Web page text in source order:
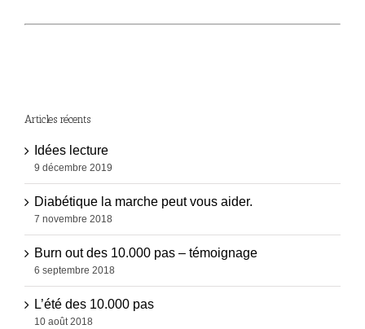
Articles récents
Idées lecture
9 décembre 2019
Diabétique la marche peut vous aider.
7 novembre 2018
Burn out des 10.000 pas – témoignage
6 septembre 2018
L’été des 10.000 pas
10 août 2018